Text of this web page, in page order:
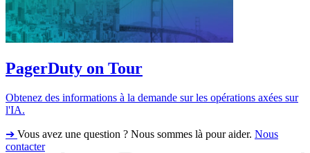
PagerDuty on Tour
Obtenez des informations à la demande sur les opérations axées sur
l'IA.
➔ Vous avez une question ? Nous sommes là pour aider. Nous
contacter